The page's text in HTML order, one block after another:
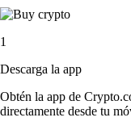
1
Descarga la app
Obtén la app de
directamente desde tu